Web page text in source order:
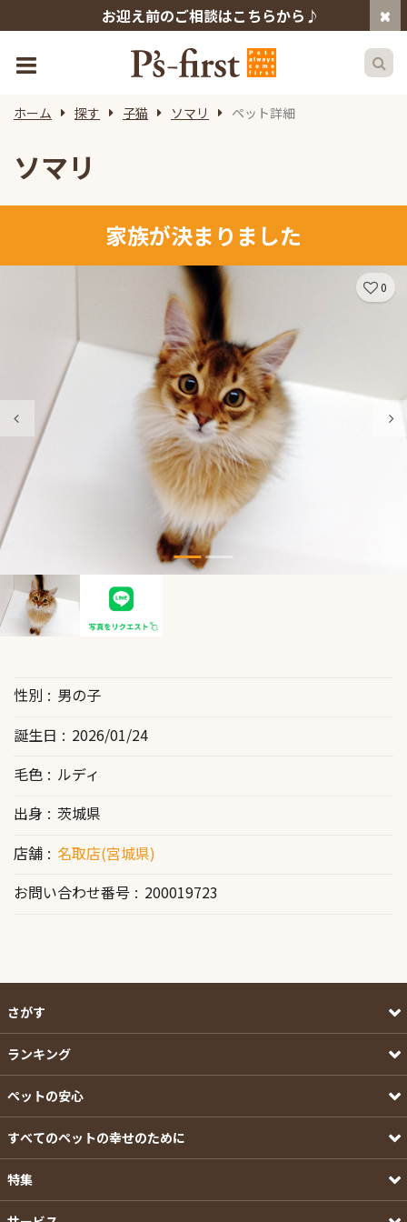
お迎え前のご相談はこちらから♪
ホーム 探す 子猫 ソマリ ペット詳細
ソマリ
家族が決まりました
0
性別
男の子
誕生日
2026/01/24
毛色
ルディ
出身
茨城県
店舗
名取店(宮城県)
お問い合わせ番号
200019723
さがす
ランキング
ペットの安心
すべてのペットの幸せのために
特集